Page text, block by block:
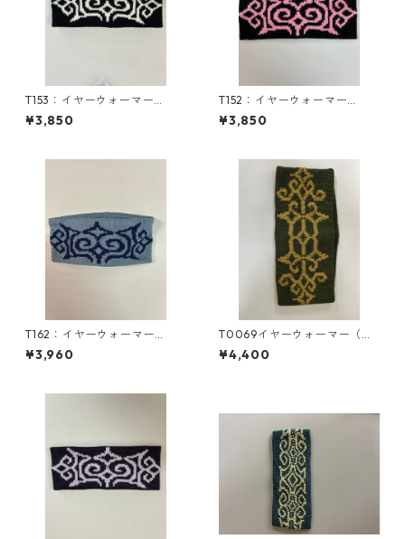
T153：イヤーウォーマー
（M）／津田命子デザインアイ
ヌ文様編み込みイヤーウォー
¥3,850
T152：イヤーウォーマー
（M）／津田命子デザインアイ
ヌ文様編み込みイヤーウォー
¥3,850
T162：イヤーウォーマー
（M）／津田命子デザインアイ
ヌ文様編み込みイヤーウォー
¥3,960
T0069イヤーウォーマー（メ
リノウール100%）／津田命子
デザインアイヌ文様編み込み
¥4,400